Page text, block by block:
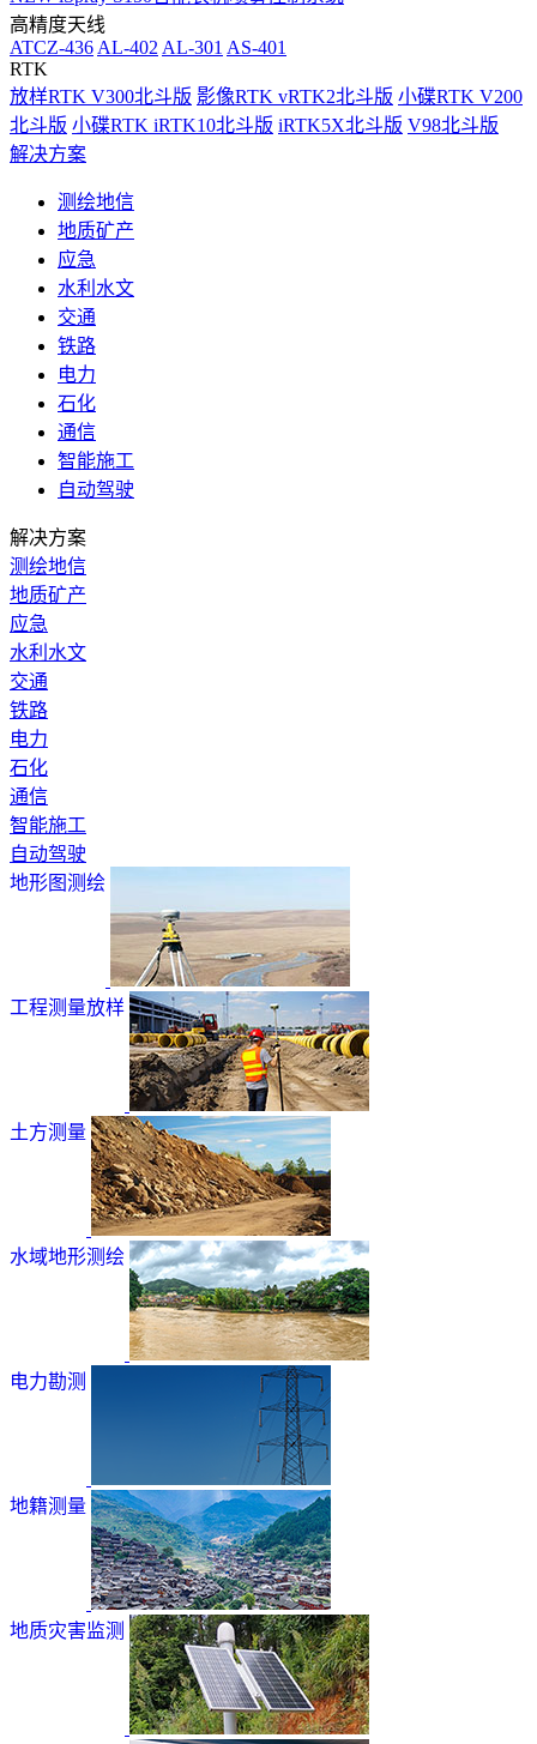
高精度天线
ATCZ-436 AL-402 AL-301 AS-401
RTK
放样RTK V300北斗版 影像RTK vRTK2北斗版 小碟RTK V200
北斗版 小碟RTK iRTK10北斗版 iRTK5X北斗版 V98北斗版
解决方案
测绘地信
地质矿产
应急
水利水文
交通
铁路
电力
石化
通信
智能施工
自动驾驶
解决方案
测绘地信
地质矿产
应急
水利水文
交通
铁路
电力
石化
通信
智能施工
自动驾驶
地形图测绘
工程测量放样
土方测量
水域地形测绘
电力勘测
地籍测量
地质灾害监测